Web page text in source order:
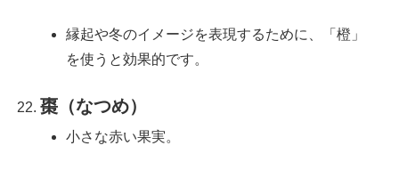
縁起や冬のイメージを表現するために、「橙」
を使うと効果的です。
棗（なつめ）
小さな赤い果実。